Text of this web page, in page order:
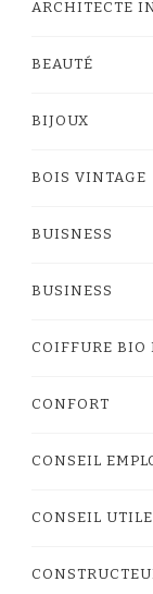
ARCHITECTE
BEAUTÉ
BIJOUX
BOIS VINTAGE
BUISNESS
BUSINESS
COIFFURE BIO
CONFORT
CONSEIL
CONSEIL UTILE